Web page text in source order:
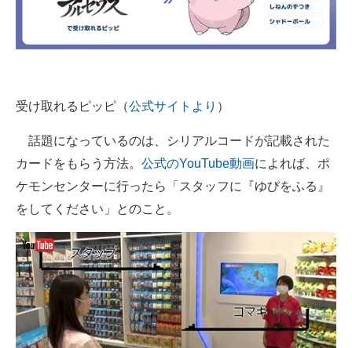
モノづくり技術者専門サイト
エレクトロニクス専門サイト
エネルギーの専門メディア
建設×テクノロジーの最前線
ちょっと気になるネットの話題
受け取れるピッピ（公式サイトより ）
話題になっているのは、シリアルコードが記載された
カードをもらう方法。 公式のYouTube動画によれば、ポ
ケモンセンターに行ったら「スタッフに『ゆびをふる』
をしてください」とのこと。